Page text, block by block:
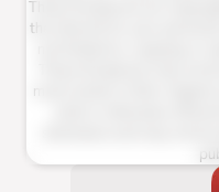
These Scriptures are
the internet for your